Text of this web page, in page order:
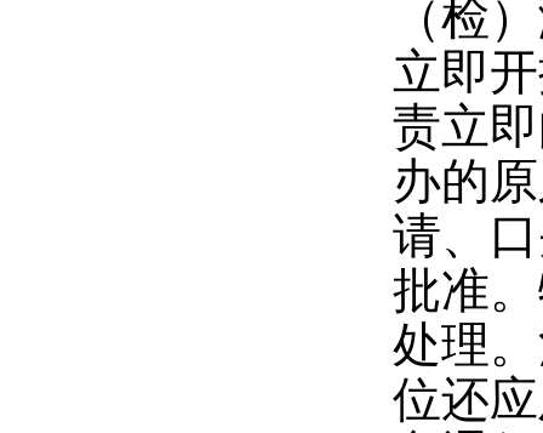
（检
立即
责立
办的
请、
批准
处理
位还